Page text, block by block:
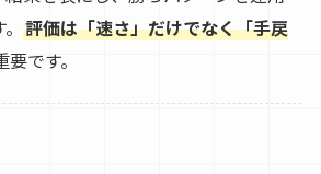
評価は「速さ」だけでなく「手戻
です。